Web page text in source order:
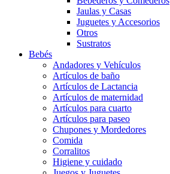
Jaulas y Casas
Juguetes y Accesorios
Otros
Sustratos
Bebés
Andadores y Vehículos
Artículos de baño
Artículos de Lactancia
Artículos de maternidad
Artículos para cuarto
Artículos para paseo
Chupones y Mordedores
Comida
Corralitos
Higiene y cuidado